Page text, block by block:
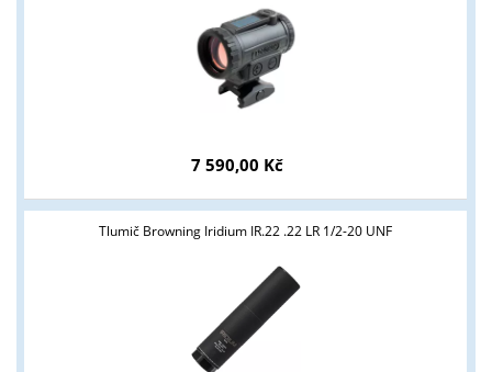
7 590,00 Kč
Tlumič Browning Iridium IR.22 .22 LR 1/2-20 UNF
Tyto stránky jsou určeny pouze odborné veřejnosti od 18 let a
podnikatelům v oblasti zbraně a střelivo. Splňujete tyto
ANO NE